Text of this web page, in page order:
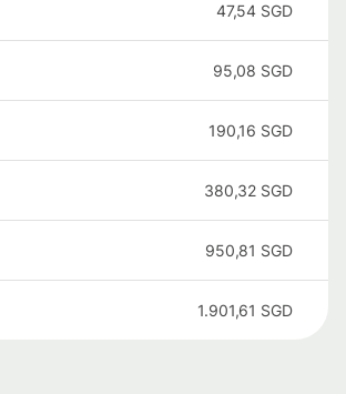
47,54 SGD
95,08 SGD
190,16 SGD
380,32 SGD
950,81 SGD
1.901,61 SGD